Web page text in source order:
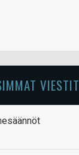
VIESTIT